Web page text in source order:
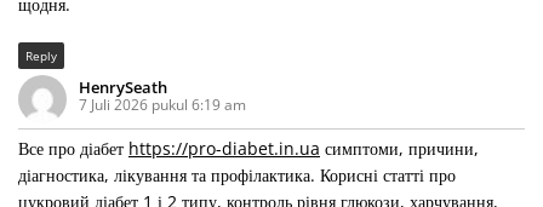
Reply
HenrySeath
7 Juli 2026 pukul 6:19 am
Все про діабет https://pro-diabet.in.ua симптоми, причини,
діагностика, лікування та профілактика. Корисні статті про
цукровий діабет 1 і 2 типу, контроль рівня глюкози, харчування,